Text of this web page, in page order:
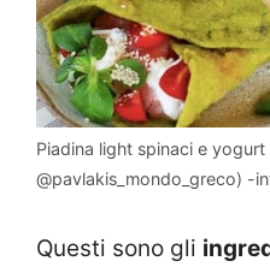
Piadina light spinaci e
@pavlakis_mondo_greco) -
Questi sono gli